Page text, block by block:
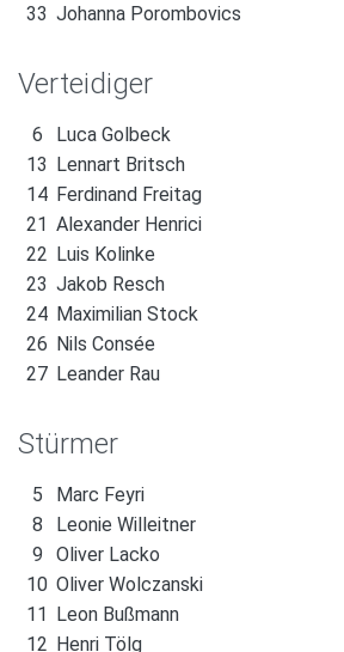
33 Johanna Porombovics
Verteidiger
6
Luca Golbeck
13 Lennart Britsch
14 Ferdinand Freitag
21 Alexander Henrici
22 Luis Kolinke
23 Jakob Resch
24 Maximilian Stock
26 Nils Consée
27 Leander Rau
Stürmer
5
Marc Feyri
8
Leonie Willeitner
9
Oliver Lacko
10 Oliver Wolczanski
11 Leon Bußmann
12 Henri Tölg